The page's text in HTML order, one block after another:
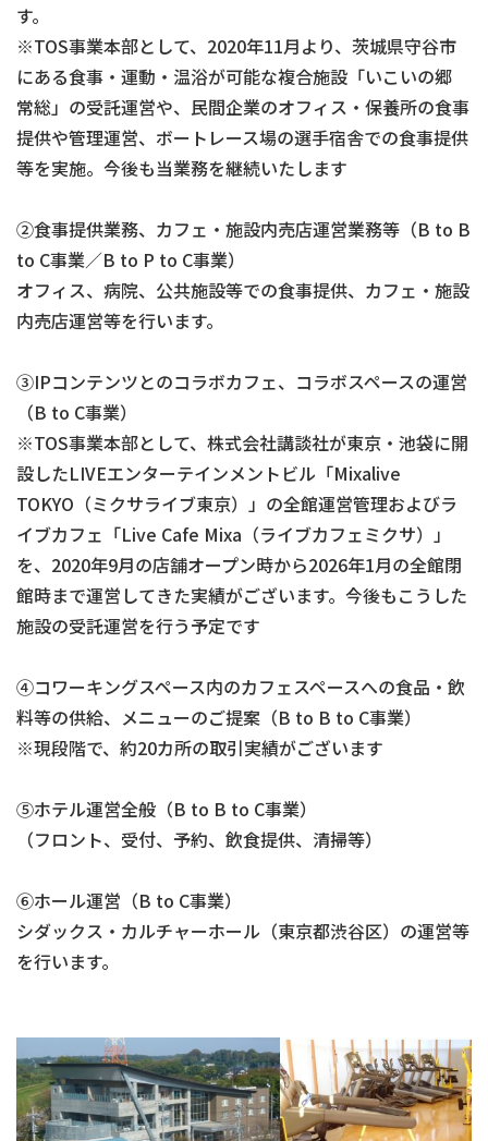
す。
※TOS事業本部として、2020年11月より、茨城県守谷市
にある食事・運動・温浴が可能な複合施設「いこいの郷
常総」の受託運営や、民間企業のオフィス・保養所の食事
提供や管理運営、ボートレース場の選手宿舎での食事提供
等を実施。今後も当業務を継続いたします
②食事提供業務、カフェ・施設内売店運営業務等（B to B
to C事業／B to P to C事業）
オフィス、病院、公共施設等での食事提供、カフェ・施設
内売店運営等を行います。
③IPコンテンツとのコラボカフェ、コラボスペースの運営
（B to C事業）
※TOS事業本部として、株式会社講談社が東京・池袋に開
設したLIVEエンターテインメントビル「Mixalive
TOKYO（ミクサライブ東京）」の全館運営管理およびラ
イブカフェ「Live Cafe Mixa（ライブカフェミクサ）」
を、2020年9月の店舗オープン時から2026年1月の全館閉
館時まで運営してきた実績がございます。今後もこうした
施設の受託運営を行う予定です
④コワーキングスペース内のカフェスペースへの食品・飲
料等の供給、メニューのご提案（B to B to C事業）
※現段階で、約20カ所の取引実績がございます
⑤ホテル運営全般（B to B to C事業）
（フロント、受付、予約、飲食提供、清掃等）
⑥ホール運営（B to C事業）
シダックス・カルチャーホール（東京都渋谷区）の運営等
を行います。